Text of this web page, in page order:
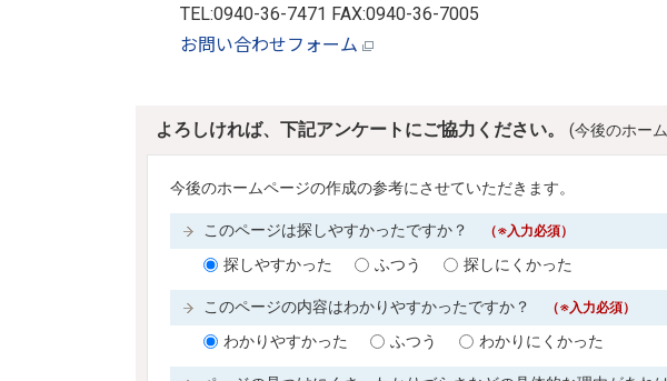
TEL:0940-36-7471 FAX:0940-36-7005
お問い合わせフォーム